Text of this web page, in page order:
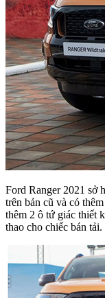
Ford Ranger 2021 sở
trên bản cũ và có
thêm 2 ô tứ giác thiết
thao cho chiếc bán tải.